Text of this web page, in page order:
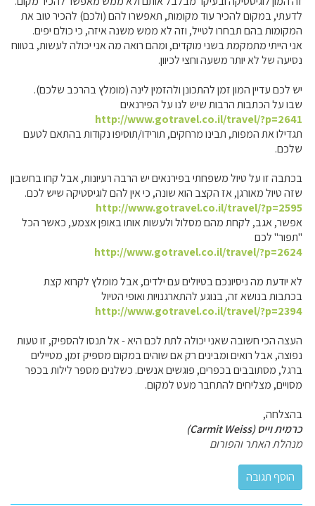
לדעתי, במקום להכיר עוד מקומות, תאפשרו להם (ולכם) להכיר טוב את
המקומות בהם תבחרו לטייל, וזה לא ממש משנה איזה, כי כולם יפים.
אני הייתי מתמקמת בשני מוקדים, ומהם רואה מה אני יכולה לעשות, בטווח
נסיעה של לא יותר משעה וחצי לכיוון.
יש לכם עדיין המון זמן להתכונן ולהזמין לינה (מומלץ בהרכב שלכם).
שבו על הכתבות הרבות שיש לנו על הפירנאים
http://www.gotravel.co.il/travel/?p=2641
תגדילו את המפות, תבינו מרחקים, תורידו/תוסיפו נקודות בהתאם לטעם
שלכם.
בכתבה זו על טיול משפחתי בפירנאים יש הרבה רעיונות, אבל קחו בחשבון
שזה טיול מאורגן, אז הקצב הוא שונה, כי אין להם לוגיסטיקה שיש לכם.
http://www.gotravel.co.il/travel/?p=2595
אפשר, אגב, לקחת מהם מסלול ולעשות אותו באופן אצמע, כאשר הכל
"תפור" לכם
http://www.gotravel.co.il/travel/?p=2624
לא יודעת מה ניסיונכם בטיולים עם ילדים, אבל מומלץ לקרוא קצת
בכתבות בנושא זה, בנוגע להתארגנויות ואופי הטיול
http://www.gotravel.co.il/travel/?p=2394
העצה הכי חשובה שאני יכולה לתת לכם היא - אל תנסו להספיק, זו טעות
נפוצה, אבל רואים ומבינים רק אם שוהים במקום מספיק זמן, מטיילים
ברגל, מסתובבים בכפרים, פוגשים אנשים. כשלנים מספר לילות בכפר
מסויים, מצליחים להתחבר מעט למקום.
בהצלחה,
כרמית וייס (Carmit Weiss)
מנהלת האתר והפורום